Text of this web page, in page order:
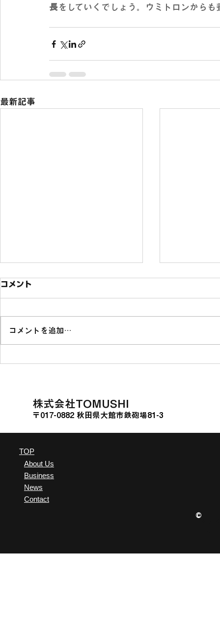
長をしていくでしょう。ウミトロンから
最新記事
ソニー銀行の投資型クラウド
Bank GATE」に挑戦
熊本県山江
コメント
コメントを追加…
​株式会社TOMUSHI
〒017-0882 秋田県大館市鉄砲場81-3
TOP
About Us
Business
News
Contact
©